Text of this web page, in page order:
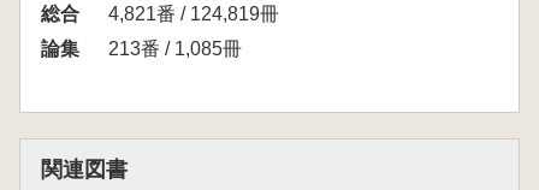
総合
4,821番 / 124,819冊
論集
213番 / 1,085冊
関連図書